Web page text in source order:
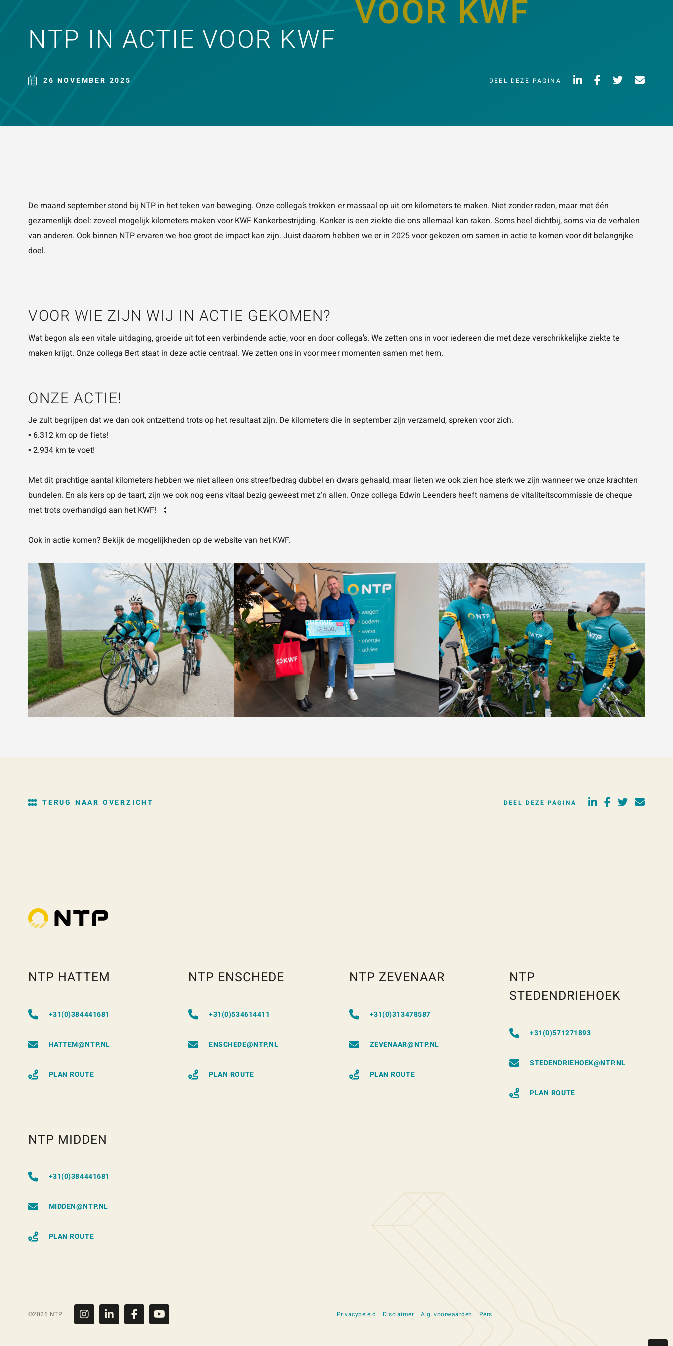
Vraag of opmerking*
Vraag of opmerking
Wat is 5 + 5? *
NTP IN ACTIE VOOR KWF
26 NOVEMBER 2025 DEEL DEZE PAGINA
De maand september stond bij NTP in het teken van beweging. Onze collega’s trokken er massaal op uit om kilometers te maken. Niet zonder reden, maar met één
gezamenlijk doel: zoveel mogelijk kilometers maken voorKWF Kankerbestrijding. Kanker is een ziekte die ons allemaal kan raken. Soms heel dichtbij, soms via de verhalen
van anderen. Ook binnen NTP ervaren we hoe groot de impact kan zijn. Juist daarom hebben we er in 2025 voor gekozen om samen in actie te komen voor dit belangrijke
doel.
VOOR WIE ZIJN WIJ IN ACTIE GEKOMEN?
Wat begon als een vitale uitdaging, groeide uit tot een verbindende actie, voor en door collega’s. We zetten ons in voor iedereen die met deze verschrikkelijke ziekte te
maken krijgt. Onze collega Bert staat in deze actie centraal. We zetten ons in voor meer momenten samen met hem.
ONZE ACTIE!
Je zult begrijpen dat we dan ook ontzettend trots op het resultaat zijn. De kilometers die in september zijn verzameld, spreken voor zich.
▪️ 6.312 km op de fiets!
▪️ 2.934 km te voet!
Met dit prachtige aantal kilometers hebben we niet alleen ons streefbedrag dubbel en dwars gehaald, maar lieten we ook zien hoe sterk we zijn wanneer we onze krachten
bundelen. En als kers op de taart, zijn we ook nog eens vitaal bezig geweest met z’n allen. Onze collega Edwin Leenders heeft namens de vitaliteitscommissie de cheque
met trots overhandigd aan het KWF! 👏
Ook in actie komen? Bekijk de mogelijkheden opde website van het KWF.
TERUG NAAR OVERZICHT DEEL DEZE PAGINA
NTP HATTEM
+31(0)384441681
HATTEM@NTP.NL
PLAN ROUTE
NTP ENSCHEDE
+31(0)534614411
ENSCHEDE@NTP.NL
PLAN ROUTE
NTP ZEVENAAR
+31(0)313478587
ZEVENAAR@NTP.NL
PLAN ROUTE
NTP
STEDENDRIEHOEK
+31(0)571271893
STEDENDRIEHOEK@NTP.NL
PLAN ROUTE
NTP MIDDEN
+31(0)384441681
MIDDEN@NTP.NL
PLAN ROUTE
©2026 NTP Privacybeleid Disclaimer Alg. voorwaarden Pers